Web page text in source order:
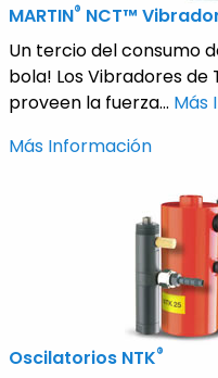
MARTIN® NCT™
Un tercio del consumo
bola! Los Vibradores de
proveen la fuerza... Más
Más Información
Oscilatorios NTK®